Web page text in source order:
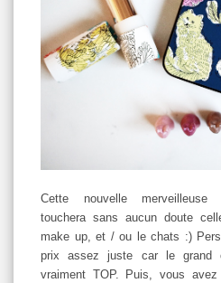
Cette nouvelle merveilleuse
touchera sans aucun doute
make up, et / ou le chats :)
prix assez juste car le grand
vraiment TOP. Puis, vous